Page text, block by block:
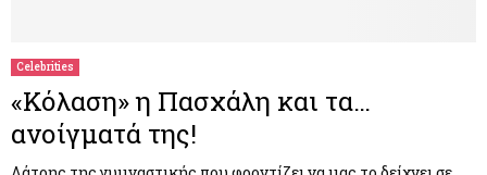
Celebrities
«Κόλαση» η Πασχάλη και τα…
ανοίγματά της!